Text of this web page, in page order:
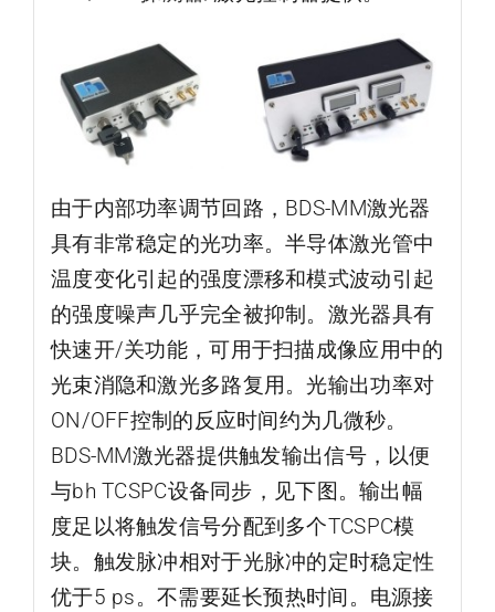
由于内部功率调节回路，BDS-MM激光器
具有非常稳定的光功率。半导体激光管中
温度变化引起的强度漂移和模式波动引起
的强度噪声几乎完全被抑制。激光器具有
快速开/关功能，可用于扫描成像应用中的
光束消隐和激光多路复用。光输出功率对
ON/OFF控制的反应时间约为几微秒。
BDS-MM激光器提供触发输出信号，以便
与bh TCSPC设备同步，见下图。输出幅
度足以将触发信号分配到多个TCSPC模
块。触发脉冲相对于光脉冲的定时稳定性
优于5 ps。不需要延长预热时间。电源接